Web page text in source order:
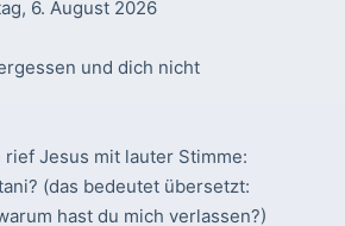
6. August 2026
und dich nicht
Jesus mit lauter Stimme:
(das bedeutet übersetzt:
hast du mich verlassen?)